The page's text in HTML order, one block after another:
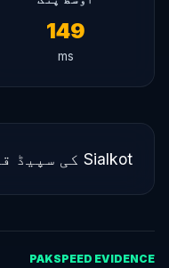
149
ms
Sialkot کی سپیڈ قومی اوسط سے
PAKSPEED EVIDENCE